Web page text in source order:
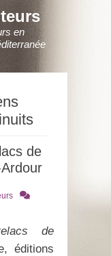
en
de
de
éditions